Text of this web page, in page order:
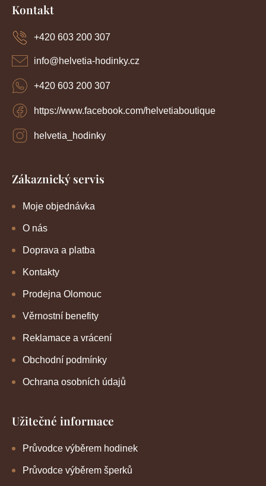
Kontakt
info@helvetia-hodinky.cz
+420 603 200 307
https://www.facebook.com/helvetiaboutique
helvetia_hodinky
+420 603 200 307
Zákaznický servis
Moje objednávka
O nás
Doprava a platba
Kontakty
Prodejna Olomouc
Věrnostní benefity
Reklamace a vrácení
Obchodní podmínky
Ochrana osobních údajů
Užitečné informace
Průvodce výběrem hodinek
Průvodce výběrem šperků